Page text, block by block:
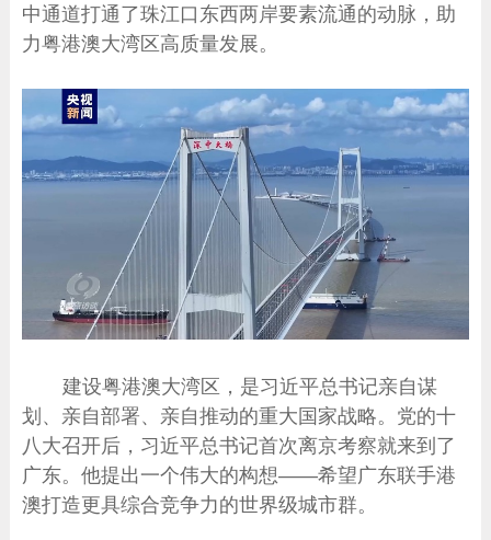
中通道打通了珠江口东西两岸要素流通的动脉，助
力粤港澳大湾区高质量发展。
建设粤港澳大湾区，是习近平总书记亲自谋
划、亲自部署、亲自推动的重大国家战略。党的十
八大召开后，习近平总书记首次离京考察就来到了
广东。他提出一个伟大的构想——希望广东联手港
澳打造更具综合竞争力的世界级城市群。